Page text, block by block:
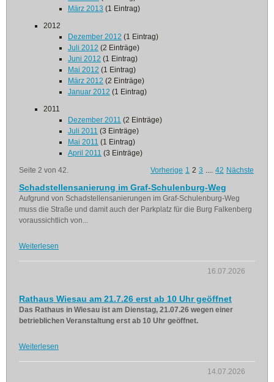
März 2013 (1 Eintrag)
2012
Dezember 2012 (1 Eintrag)
Juli 2012 (2 Einträge)
Juni 2012 (1 Eintrag)
Mai 2012 (1 Eintrag)
März 2012 (2 Einträge)
Januar 2012 (1 Eintrag)
2011
Dezember 2011 (2 Einträge)
Juli 2011 (3 Einträge)
Mai 2011 (1 Eintrag)
April 2011 (3 Einträge)
Seite 2 von 42.
Vorherige 1 2 3 .... 42 Nächste
Schadstellensanierung im Graf-Schulenburg-Weg
Aufgrund von Schadstellensanierungen im Graf-Schulenburg-Weg
muss die Straße und damit auch der Parkplatz für die Burg Falkenberg
voraussichtlich von...
Weiterlesen
16.07.2026
Rathaus Wiesau am 21.7.26 erst ab 10 Uhr geöffnet
Das Rathaus in Wiesau ist am Dienstag, 21.07.26 wegen einer
betrieblichen Veranstaltung erst ab 10 Uhr geöffnet.
Weiterlesen
14.07.2026